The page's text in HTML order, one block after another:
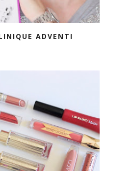
ADVENTI